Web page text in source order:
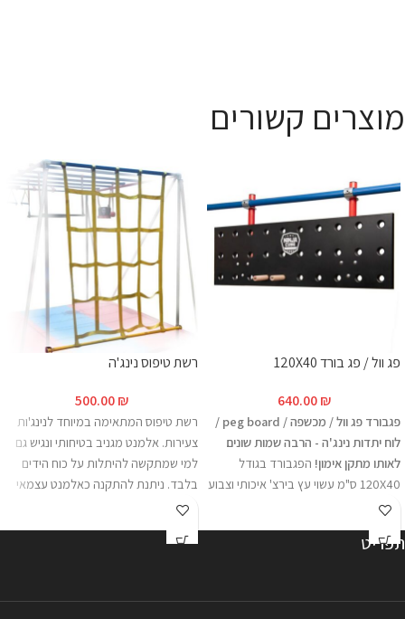
מוצרים קשורים
פג וול / פג בורד 120X40
640.00₪
פגבורד פג וול / מכשפה / peg board /
לוח יתדות נינג'ה - הרבה שמות שונים
לאותו מתקן אימון! הפגבורד בגודל
120X40 ס"מ עשוי עץ בירצ' איכותי וצבוע
בצבע איכותי לעמידות מירבית בתנאי
רשת טיפוס נינג'ה
500.00₪
רשת טיפוס המתאימה במיוחד לנינג'ות
צעירות. אלמנט מגניב בטיחותי ונגיש גם
למי שמתקשה להיתלות על כוח הידים
בלבד. ניתנת להתקנה כאלמנט עצמאי
על פרגולה/ עץ וכיוב או על מתקן נינג'ה
למכשולים לילדים. יכולה לשמש גם
תפריט